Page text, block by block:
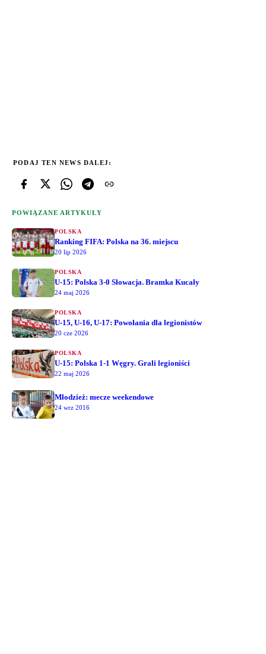
PODAJ TEN NEWS DALEJ:
POWIĄZANE ARTYKUŁY
POLSKA
Ranking FIFA: Polska na 36. miejscu
20 lip 2026
POLSKA
U-15: Polska 3-0 Słowacja. Bramka Kucały
24 maj 2026
POLSKA
U-15, U-16, U-17: Powołania dla legionistów
20 cze 2026
POLSKA
U-15: Polska 1-1 Węgry. Grali legioniści
22 maj 2026
Młodzież: mecze weekendowe
24 wrz 2016